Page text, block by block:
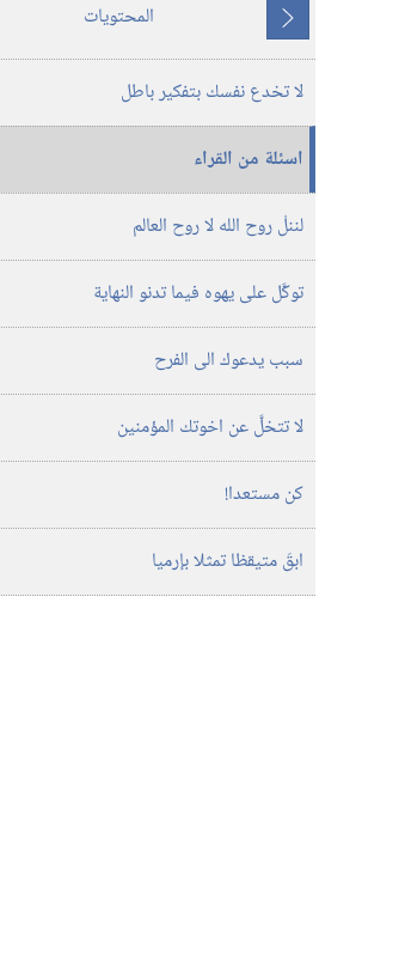
المراقبة
(‏الطبعة
‏‎آذار/
ما
يسبق
المحتويات
لا تخدع نفسك بتفكير باطل
اسئلة من القراء
لننلْ روح الله لا روح العالم
توكَّل على يهوه فيما تدنو النهاية
سبب يدعوك الى الفرح
لا تتخلَّ عن اخوتك المؤمنين
كن مستعدا!‏
ابقَ متيقظا تمثلا بإرميا